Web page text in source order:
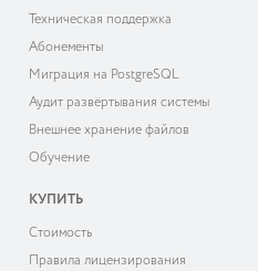
Техническая поддержка
Абонементы
Миграция на PostgreSQL
Аудит развёртывания системы
Внешнее хранение файлов
Обучение
КУПИТЬ
Cтоимость
Правила лицензирования